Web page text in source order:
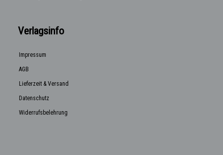
Verlagsinfo
Impressum
AGB
Lieferzeit & Versand
Datenschutz
Widerrufsbelehrung